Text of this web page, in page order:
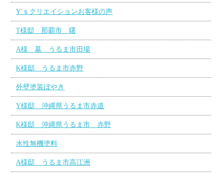
Y'ｓクリエイションお客様の声
T様邸 那覇市 曙
A様 墓 うるま市田場
K様邸 うるま市赤野
外壁塗装ぼやき
Y様邸 沖縄県うるま市赤道
K様邸 沖縄県うるま市 赤野
水性無機塗料
A様邸 うるま市高江洲